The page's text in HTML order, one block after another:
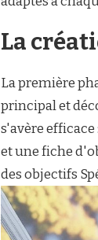
La
La première
principal et
s'avère
et une fiche
des objectifs